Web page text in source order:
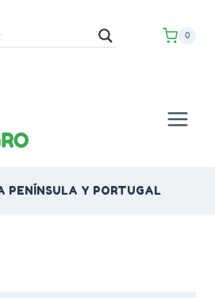
0
PENÍNSULA Y PORTUGAL